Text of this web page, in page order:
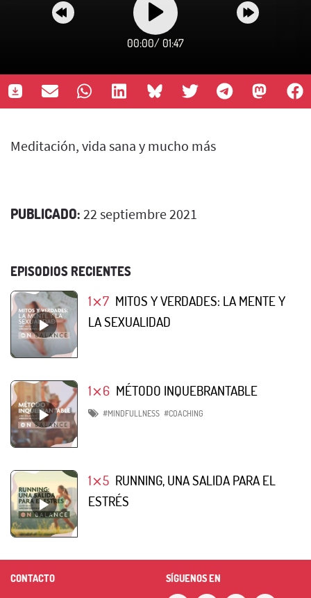
00:00/ 01:47
Meditación, vida sana y mucho más
PUBLICADO: 22 septiembre 2021
EPISODIOS RECIENTES
1⨯7 MITOS Y VERDADES: LA MENTE Y
LA SEXUALIDAD
1⨯6 MÉTODO INQUEBRANTABLE
#MINDFULLNESS #COACHING
1⨯5 RUNNING, UNA SALIDA PARA EL
ESTRÉS
CONTACTO SÍGUENOS EN